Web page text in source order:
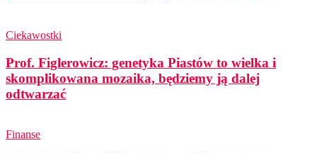
Ciekawostki
Prof. Figlerowicz: genetyka Piastów to wielka i
skomplikowana mozaika, będziemy ją dalej
odtwarzać
Finanse